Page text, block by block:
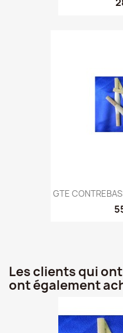
GTE
Les clients qui
ont également